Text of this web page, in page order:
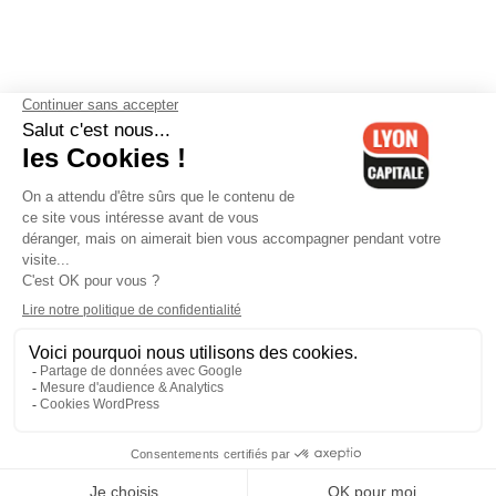
Contactez-nous-Mentions légales-CGV-Politique de
confidentialité-Gestion des cookies
Cedex 06